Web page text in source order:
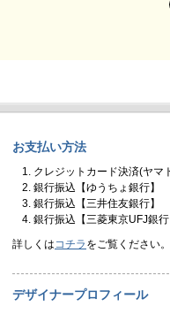
お支払い方法
クレジットカード決済(ヤマ
銀行振込【ゆうちょ銀行】
銀行振込【三井住友銀行】
銀行振込【三菱東京UFJ銀行
詳しくはコチラ をご覧ください。
デザイナープロフィール